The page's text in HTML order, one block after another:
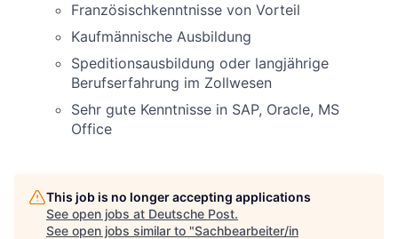
Französischkenntnisse von Vorteil
Kaufmännische Ausbildung
Speditionsausbildung oder langjährige
Berufserfahrung im Zollwesen
Sehr gute Kenntnisse in SAP, Oracle, MS
Office
This job is no longer accepting applications
See open jobs at Deutsche Post.
See open jobs similar to "Sachbearbeiter/in